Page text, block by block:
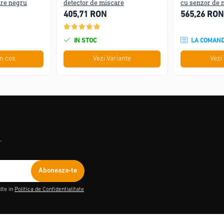
negru
cos
detector de miscare
405,71 RON
IN STOC
Vezi Variante
cu senzor de
565,26 RON
LA
Vezi
in Politica de Confidentialitate